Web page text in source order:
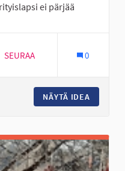
ei pärjää
16 SEURAAJAA
SEURAA 0
NÄYTÄ IDEA